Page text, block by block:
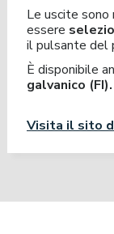
Le uscite sono
essere
il pulsante del
È disponibile
galvanico (FI).
Visita il sito